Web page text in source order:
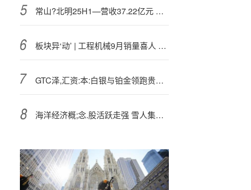
常山?北明25H1—营收37.22亿元 较上年同期增长30.77%
板块异‘动’ | 工程机械9月销量喜人 A股相关板块开盘拉升
GTC泽,汇资:本:白银与铂金领跑贵金属市场
海洋经济概;念.股活跃走强 雪人集团等多股涨停